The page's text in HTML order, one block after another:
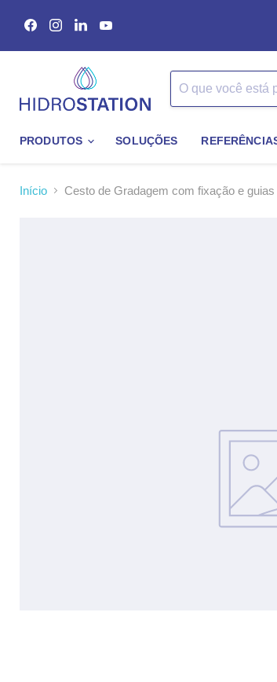
Encontre-
nos
Encontre-
nos
Encontre-
nos
PRODUTOS SOLUÇÕES
Início Cesto de Gradagem com fixação e